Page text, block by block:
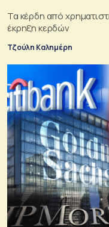
Τα κέρδη από
έκρηξη κερδών
Τζούλη Καλημέρη